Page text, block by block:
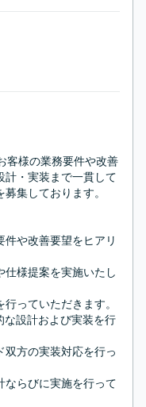
客様の業務要件や改善
・実装まで一貫して
集しております。
件や改善要望をヒアリ
仕様提案を実施いたし
っていただきます。
な設計および実装を行
双方の実装対応を行っ
ならびに実施を行って